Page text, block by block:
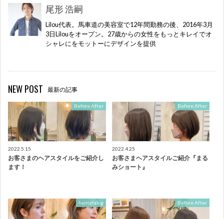
尾形 浩嗣
Lilou代表。馬車道の美容室で12年間勤務の後、2016年3月
3日Lilouをオープン。27歳からの女性をもっとキレイでオ
シャレにをモットーにデザインを提供
NEW POST 最新の記事
Before After
2022.5.15
お客さまのヘアスタイルをご紹介し
ます！
Before After
2022.4.25
お客さまヘアスタイルご紹介『まる
みショート』
haircatalog Before After